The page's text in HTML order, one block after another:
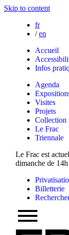
Skip to content
fr
/ en
Accueil
Infos
Agenda
Visites
Projets
Collection
Le Frac
Triennale
Le Frac est
dimanche de
Billetterie